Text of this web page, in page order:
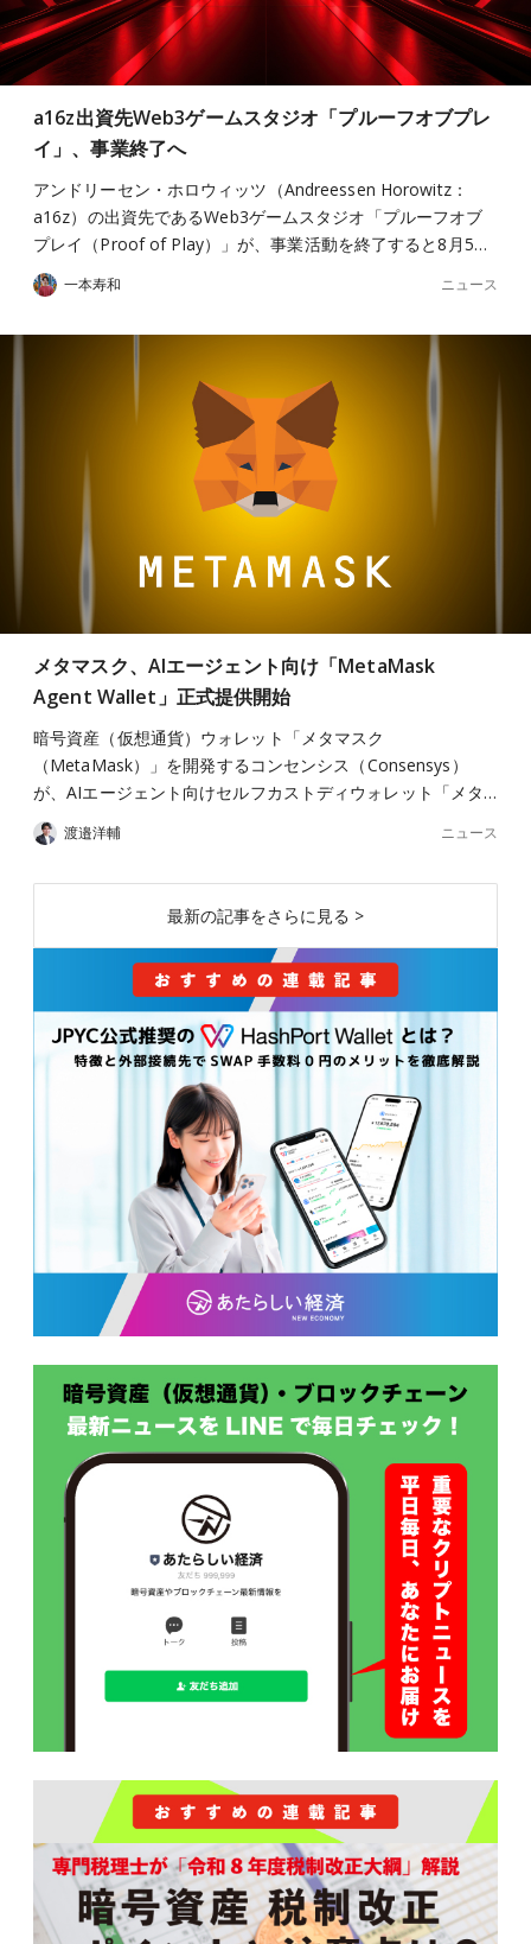
a16z出資先Web3ゲームスタジオ「プルーフオブプレ
イ」、事業終了へ
アンドリーセン・ホロウィッツ（Andreessen Horowitz：
a16z）の出資先であるWeb3ゲームスタジオ「プルーフオブ
プレイ（Proof of Play）」が、事業活動を終了すると8月5…
一本寿和 ニュース
メタマスク、AIエージェント向け「MetaMask
Agent Wallet」正式提供開始
暗号資産（仮想通貨）ウォレット「メタマスク
（MetaMask）」を開発するコンセンシス（Consensys）
が、AIエージェント向けセルフカストディウォレット「メタ…
渡邉洋輔 ニュース
最新の記事をさらに見る >